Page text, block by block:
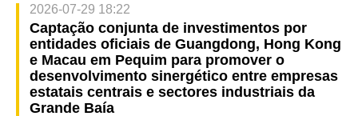
2026-07-29 18:22
Captação conjunta de investimentos por
entidades oficiais de Guangdong, Hong Kong
e Macau em Pequim para promover o
desenvolvimento sinergético entre empresas
estatais centrais e sectores industriais da
Grande Baía